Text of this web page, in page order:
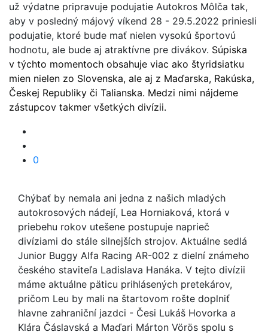
už výdatne pripravuje podujatie Autokros Môlča tak,
aby v posledný májový víkend 28 - 29.5.2022 priniesli
podujatie, ktoré bude mať nielen vysokú športovú
hodnotu, ale bude aj atraktívne pre divákov. Súpiska
v týchto momentoch obsahuje viac ako štyridsiatku
mien nielen zo Slovenska, ale aj z Maďarska, Rakúska,
Českej Republiky či Talianska. Medzi nimi nájdeme
zástupcov takmer všetkých divízii.
0
Chýbať by nemala ani jedna z našich mladých
autokrosových nádejí, Lea Horniaková, ktorá v
priebehu rokov utešene postupuje naprieč
divíziami do stále silnejších strojov. Aktuálne sedlá
Junior Buggy Alfa Racing AR-002 z dielní známeho
českého staviteľa Ladislava Hanáka. V tejto divízii
máme aktuálne päticu prihlásených pretekárov,
pričom Leu by mali na štartovom rošte doplniť
hlavne zahraniční jazdci - Česi Lukáš Hovorka a
Klára Čáslavská a Maďari Márton Vörös spolu s